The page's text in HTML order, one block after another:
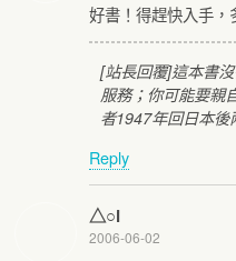
好書！得趕快入手，
[站長回覆]這本書
服務；你可能要親
者1947年回日本後
Reply
△○i
2006-06-02